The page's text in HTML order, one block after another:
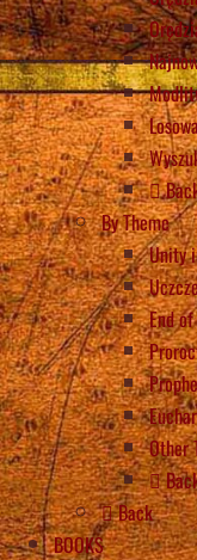
By Theme
Unity
End
Other
Back
BOOKS